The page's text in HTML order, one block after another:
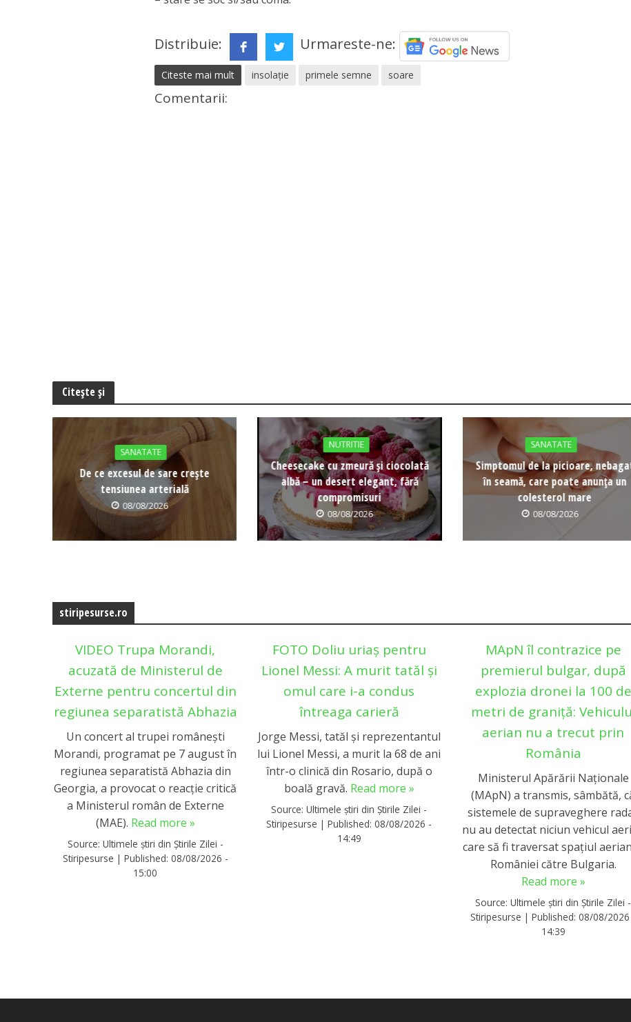
Distribuie: Urmareste-ne:
Citeste mai mult insolaţie primele semne soare
Comentarii:
Citește și
SANATATE
De ce excesul de sare crește
tensiunea arterială
08/08/2026
NUTRITIE
Cheesecake cu zmeură și ciocolată
albă – un desert elegant, fără
compromisuri
08/08/2026
SANATATE
Simptomul de la picioare,
în seamă, care poate anunța un
colesterol mare
08/08/2026
stiripesurse.ro
VIDEO Trupa Morandi,
acuzată de Ministerul de
Externe pentru concertul din
regiunea separatistă Abhazia
Un concert al trupei românești
Morandi, programat pe 7 august în
regiunea separatistă Abhazia din
Georgia, a provocat o reacție critică
a Ministerul român de Externe
(MAE). Read more »
Source: Ultimele știri din Știrile Zilei -
Stiripesurse | Published: 08/08/2026 -
15:00
FOTO Doliu uriaș pentru
Lionel Messi: A murit tatăl și
omul care i-a condus
întreaga carieră
Jorge Messi, tatăl și reprezentantul
lui Lionel Messi, a murit la 68 de ani
într-o clinică din Rosario, după o
boală gravă. Read more »
Source:Ultimele știri din Știrile Zilei -
Stiripesurse |Published:08/08/2026 -
14:49
MApN îl contrazice pe
premierul bulgar, după
explozia dronei la 100 de
metri de graniță:
aerian nu a trecut prin
România
Ministerul Apărării Naționale
(MApN) a transmis, sâmbătă,
sistemele de supraveghere
nu au detectat niciun vehicul
care să fi traversat spațiul
României către Bulgaria.
Read more »
Source:Ultimele știri din Știrile Zilei -
Stiripesurse |Published:08/08/
14:39